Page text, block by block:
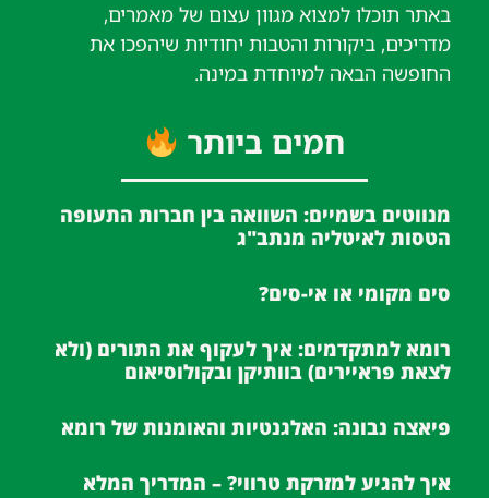
באתר תוכלו למצוא מגוון עצום של מאמרים,
מדריכים, ביקורות והטבות יחודיות שיהפכו את
החופשה הבאה למיוחדת במינה.
חמים ביותר
מנווטים בשמיים: השוואה בין חברות התעופה
הטסות לאיטליה מנתב"ג
סים מקומי או אי-סים?
רומא למתקדמים: איך לעקוף את התורים (ולא
לצאת פראיירים) בוותיקן ובקולוסיאום
פיאצה נבונה: האלגנטיות והאומנות של רומא
איך להגיע למזרקת טרווי? – המדריך המלא